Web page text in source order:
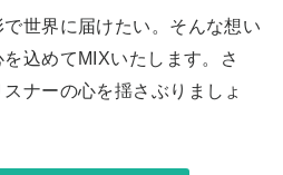
世界に届けたい。そんな想い
込めてMIXいたします。さ
ナーの心を揺さぶりましょ